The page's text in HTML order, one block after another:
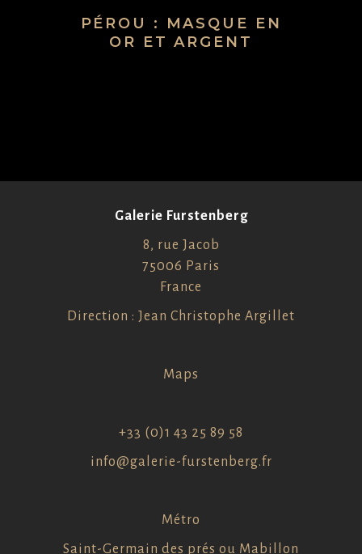
PÉROU : MASQUE EN
OR ET ARGENT
Galerie Furstenberg
8, rue Jacob
75006 Paris
France
Direction : Jean Christophe Argillet
Maps
+33 (0)1 43 25 89 58
info@galerie-furstenberg.fr
Métro
Saint-Germain des prés ou Mabillon